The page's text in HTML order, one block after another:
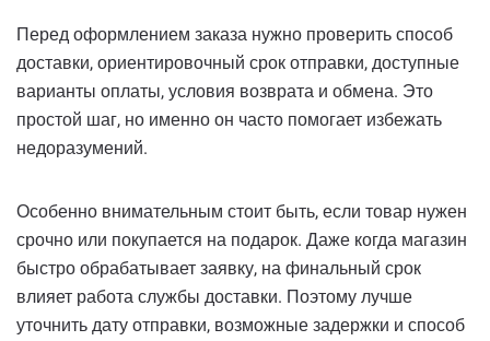
Перед оформлением заказа нужно проверить способ
доставки, ориентировочный срок отправки, доступные
варианты оплаты, условия возврата и обмена. Это
простой шаг, но именно он часто помогает избежать
недоразумений.
Особенно внимательным стоит быть, если товар нужен
срочно или покупается на подарок. Даже когда магазин
быстро обрабатывает заявку, на финальный срок
влияет работа службы доставки. Поэтому лучше
уточнить дату отправки, возможные задержки и способ